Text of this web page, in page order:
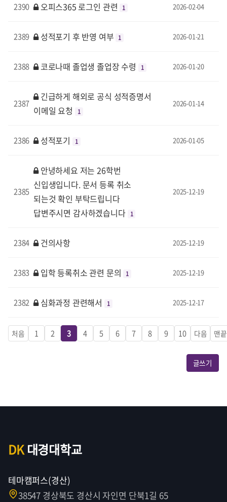
2390 오피스365 로그인 관련 1 2026-02-04
2389 성적포기 후 반영 여부 1 2026-01-21
2388 코로나때 졸업생 졸업장 수령 1 2026-01-20
2387
긴급하게 해외로 공식 성적증명서
이메일 요청
1
2026-01-14
2386 성적포기 1 2026-01-05
2385
안녕하세요 저는 26학번
신입생입니다. 문서 등록 취소
되는것 확인 부탁드립니다
답변주시면 감사하겠습니다 1
2025-12-19
2384 건의사항 2025-12-19
2383 입학 등록취소 관련 문의 1 2025-12-19
2382 심화과정 관련해서 1 2025-12-17
처음 1 2 3 4 5 6 7 8 9 10 다음 맨끝
글쓰기
DK대경대학교
테마캠퍼스(경산)
38547 경상북도 경산시 자인면 단북1길 65